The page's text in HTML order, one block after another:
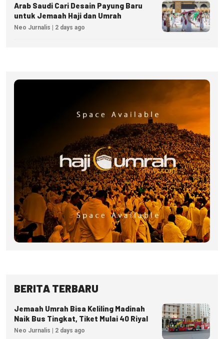
Arab Saudi Cari Desain Payung Baru
untuk Jemaah Haji dan Umrah
Neo Jurnalis | 2 days ago
BERITA TERBARU
Jemaah Umrah Bisa Keliling Madinah
Naik Bus Tingkat, Tiket Mulai 40 Riyal
Neo Jurnalis | 2 days ago